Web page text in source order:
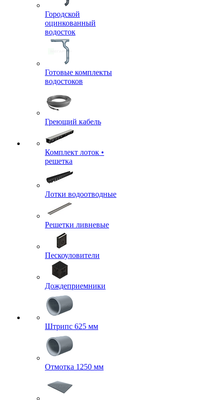
Городской
оцинкованный
водосток
Готовые комплекты
водостоков
Греющий кабель
Комплект лоток •
решетка
Лотки водоотводные
Решетки ливневые
Пескоуловители
Дождеприемники
Штрипс 625 мм
Отмотка 1250 мм